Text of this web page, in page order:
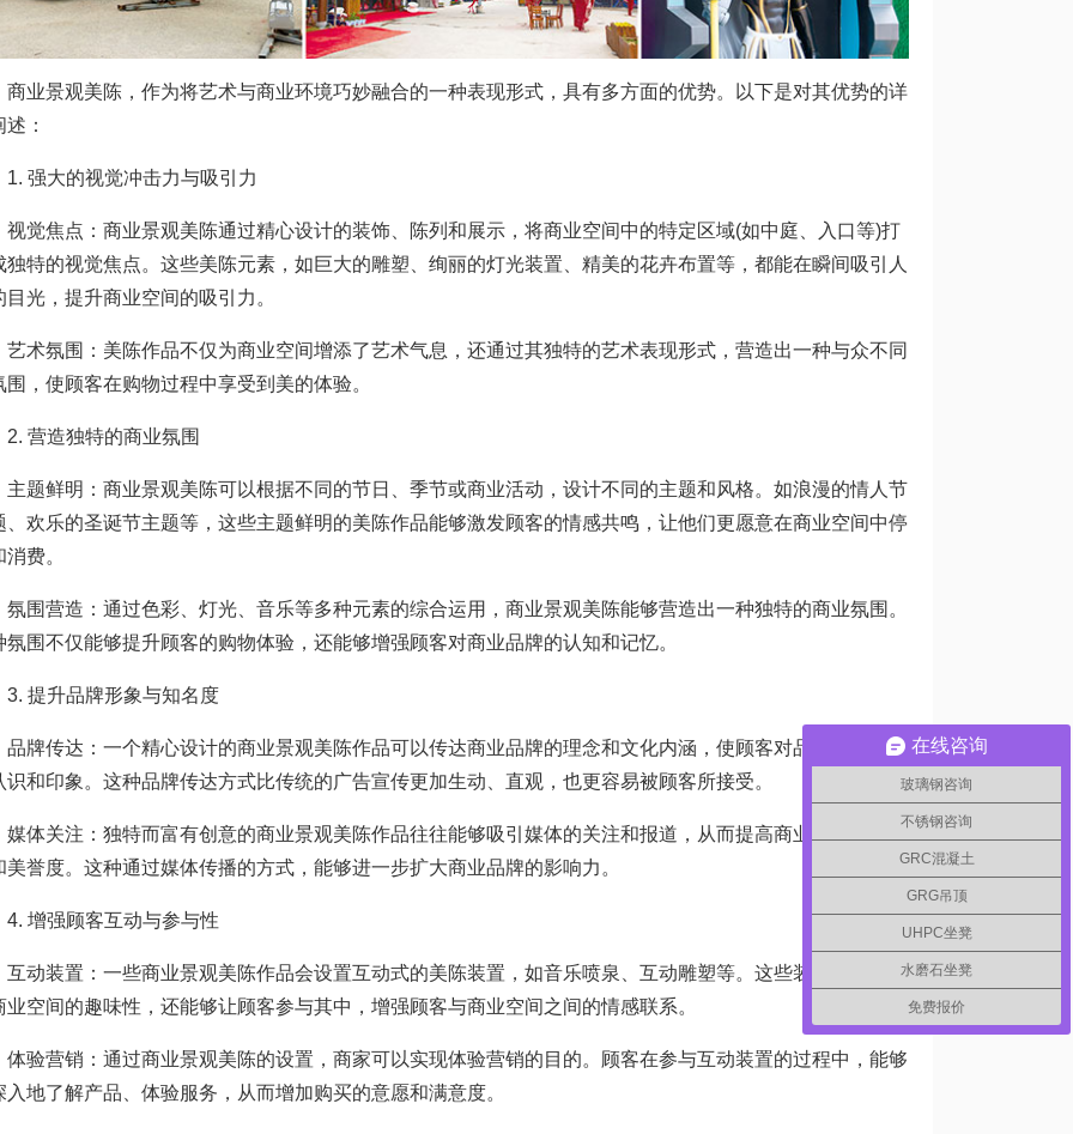
景观美陈，作为将艺术与商业环境巧妙融合的一种表现形式，具有多方面的优势。以下是对其优势的详
：
大的视觉冲击力与吸引力
焦点：商业景观美陈通过精心设计的装饰、陈列和展示，将商业空间中的特定区域(如中庭、入口等)打
独特的视觉焦点。这些美陈元素，如巨大的雕塑、绚丽的灯光装置、精美的花卉布置等，都能在瞬间吸引人
目光，提升商业空间的吸引力。
氛围：美陈作品不仅为商业空间增添了艺术气息，还通过其独特的艺术表现形式，营造出一种与众不同
围，使顾客在购物过程中享受到美的体验。
造独特的商业氛围
鲜明：商业景观美陈可以根据不同的节日、季节或商业活动，设计不同的主题和风格。如浪漫的情人节
、欢乐的圣诞节主题等，这些主题鲜明的美陈作品能够激发顾客的情感共鸣，让他们更愿意在商业空间中停
费。
营造：通过色彩、灯光、音乐等多种元素的综合运用，商业景观美陈能够营造出一种独特的商业氛围。
氛围不仅能够提升顾客的购物体验，还能够增强顾客对商业品牌的认知和记忆。
升品牌形象与知名度
传达：一个精心设计的商业景观美陈作品可以传达商业品牌的理念和文化内涵，使顾客对品牌有更深刻
识和印象。这种品牌传达方式比传统的广告宣传更加生动、直观，也更容易被顾客所接受。
关注：独特而富有创意的商业景观美陈作品往往能够吸引媒体的关注和报道，从而提高商业品牌的知名
美誉度。这种通过媒体传播的方式，能够进一步扩大商业品牌的影响力。
强顾客互动与参与性
装置：一些商业景观美陈作品会设置互动式的美陈装置，如音乐喷泉、互动雕塑等。这些装置不仅增加
业空间的趣味性，还能够让顾客参与其中，增强顾客与商业空间之间的情感联系。
营销：通过商业景观美陈的设置，商家可以实现体验营销的目的。顾客在参与互动装置的过程中，能够
入地了解产品、体验服务，从而增加购买的意愿和满意度。
在线咨询
玻璃钢咨询
不锈钢咨询
GRC混凝土
GRG吊顶
UHPC坐凳
水磨石坐凳
免费报价